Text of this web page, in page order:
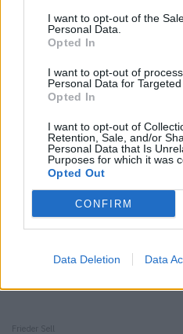
I want to opt-out of the
Personal Data.
Opted In
I want to opt-out of
Personal Data for Targeted
Opted In
I want to opt-out of
Retention, Sale, and/or
Personal Data that Is
Purposes for which it was
Opted Out
CONFIRM
Data Deletion Data
Louise Schaaf & Anna Sorgalla
Vanessa Velemir Diaz
Anahita Sadighi & Susanna Kim